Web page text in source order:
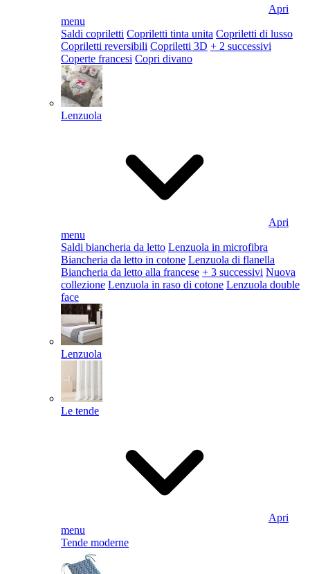
Apri
menu
Saldi copriletti Copriletti tinta unita Copriletti di lusso
Copriletti reversibili Copriletti 3D + 2 successivi
Coperte francesi Copri divano
Lenzuola
Apri
menu
Saldi biancheria da letto Lenzuola in microfibra
Biancheria da letto in cotone Lenzuola di flanella
Biancheria da letto alla francese + 3 successivi Nuova
collezione Lenzuola in raso di cotone Lenzuola double
face
Lenzuola
Le tende
Apri
menu
Tende moderne